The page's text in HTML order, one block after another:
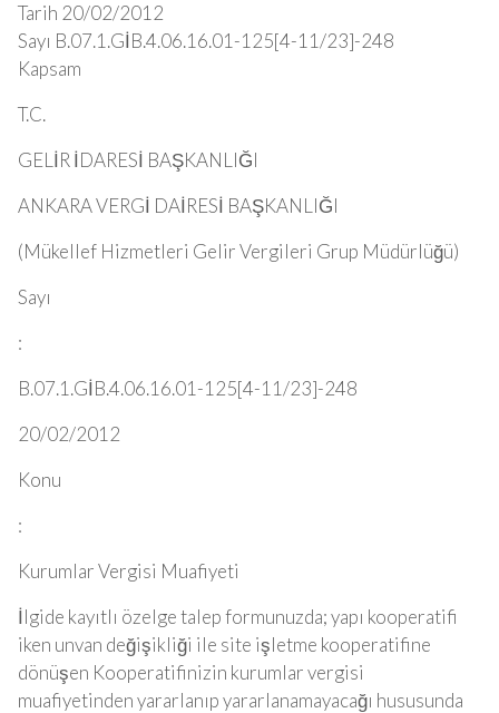
Tarih 20/02/2012
Sayı B.07.1.GİB.4.06.16.01-125[4-11/23]-248
Kapsam
T.C.
GELİR İDARESİ BAŞKANLIĞI
ANKARA VERGİ DAİRESİ BAŞKANLIĞI
(Mükellef Hizmetleri Gelir Vergileri Grup Müdürlüğü)
Sayı
:
B.07.1.GİB.4.06.16.01-125[4-11/23]-248
20/02/2012
Konu
:
Kurumlar Vergisi Muafiyeti
İlgide kayıtlı özelge talep formunuzda; yapı kooperatifi
iken unvan değişikliği ile site işletme kooperatifine
dönüşen Kooperatifinizin kurumlar vergisi
muafiyetinden yararlanıp yararlanamayacağı hususunda